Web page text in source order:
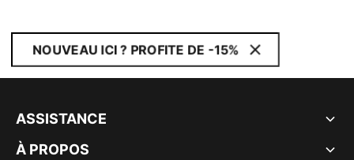
NOUVEAU ICI ? PROFITE DE -15%
ASSISTANCE
À PROPOS